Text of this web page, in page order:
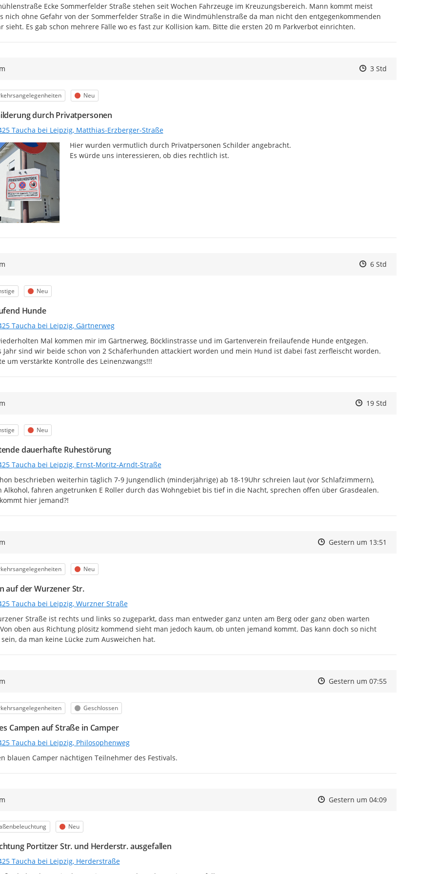
Ecke Sommerfelder Straße stehen seit Wochen Fahrzeuge im Kreuzungsbereich. Mann kommt meist
nich ohne Gefahr von der Sommerfelder Straße in die Windmühlenstraße da man nicht den entgegenkommenden
sieht. Es gab schon mehrere Fälle wo es fast zur Kollision kam. Bitte die ersten 20 m Parkverbot einrichten.
Zeitpunkt des
Zeitpunkt des
3 StdZur Äußerung
Status
Neu
durch Privatpersonen
Taucha bei Leipzig, Matthias-Erzberger-Straße
Hier wurden vermutlich durch Privatpersonen Schilder angebracht.
Es würde uns interessieren, ob dies rechtlich ist.
Zeitpunkt des
Zeitpunkt des
6 StdZur Äußerung
Status
Neu
Hunde
Taucha bei Leipzig, Gärtnerweg
Mal kommen mir im Gärtnerweg, Böcklinstrasse und im Gartenverein freilaufende Hunde entgegen.
Jahr sind wir beide schon von 2 Schäferhunden attackiert worden und mein Hund ist dabei fast zerfleischt worden.
um verstärkte Kontrolle des Leinenzwangs!!!
Zeitpunkt des
Zeitpunkt des
19 StdZur Äußerung
Status
Neu
dauerhafte Ruhestörung
Taucha bei Leipzig, Ernst-Moritz-Arndt-Straße
beschrieben weiterhin täglich 7-9 Jungendlich (minderjährige) ab 18-19Uhr schreien laut (vor Schlafzimmern),
Alkohol, fahren angetrunken E Roller durch das Wohngebiet bis tief in die Nacht, sprechen offen über Grasdealen.
hier jemand?!
Zeitpunkt des Erstellens
Zeitpunkt des Erstellens
Gestern um 13:51
Status
Neu
auf der Wurzener Str.
Taucha bei Leipzig, Wurzner Straße
Straße ist rechts und links so zugeparkt, dass man entweder ganz unten am Berg oder ganz oben warten
oben aus Richtung plösitz kommend sieht man jedoch kaum, ob unten jemand kommt. Das kann doch so nicht
da man keine Lücke zum Ausweichen hat.
Zeitpunkt des Erstellens
Zeitpunkt des Erstellens
Gestern um 07:55Zur Äußerung
Status
Geschlossen
Campen auf Straße in Camper
Taucha bei Leipzig, Philosophenweg
blauen Camper nächtigen Teilnehmer des Festivals.
Zeitpunkt des Erstellens
Zeitpunkt des Erstellens
Gestern um 04:09Zur Äußerung
Status
Neu
Portitzer Str. und Herderstr. ausgefallen
Taucha bei Leipzig, Herderstraße